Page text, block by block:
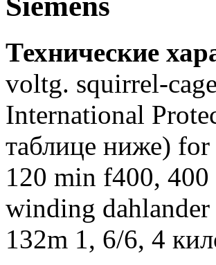
Технические
voltg. squirrel-
International
таблице ниже)
120 min f400, 400
winding
132m 1, 6/6, 4